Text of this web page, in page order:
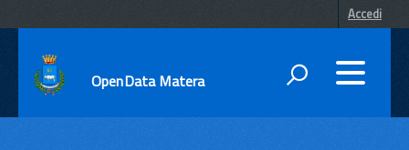
Accedi
OpenData Matera